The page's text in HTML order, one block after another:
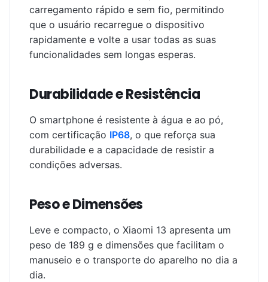
carregamento rápido e sem fio, permitindo
que o usuário recarregue o dispositivo
rapidamente e volte a usar todas as suas
funcionalidades sem longas esperas.
Durabilidade e Resistência
O smartphone é resistente à água e ao pó,
com certificação IP68, o que reforça sua
durabilidade e a capacidade de resistir a
condições adversas.
Peso e Dimensões
Leve e compacto, o Xiaomi 13 apresenta um
peso de 189 g e dimensões que facilitam o
manuseio e o transporte do aparelho no dia a
dia.